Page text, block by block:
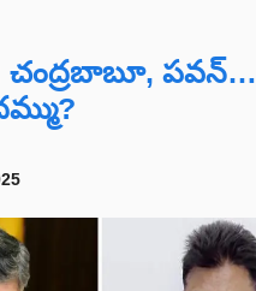
చంద్రబాబూ, పవన్‌…